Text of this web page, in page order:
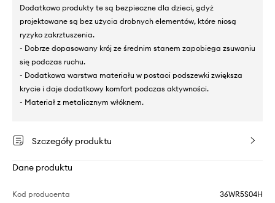
Dodatkowo produkty te są bezpieczne dla dzieci, gdyż
projektowane są bez użycia drobnych elementów, które niosą
ryzyko zakrztuszenia.
- Dobrze dopasowany krój ze średnim stanem zapobiega zsuwaniu
się podczas ruchu.
- Dodatkowa warstwa materiału w postaci podszewki zwiększa
krycie i daje dodatkowy komfort podczas aktywności.
- Materiał z metalicznym włóknem.
Szczegóły produktu
Dane produktu
Kod producenta 36WR5S04H